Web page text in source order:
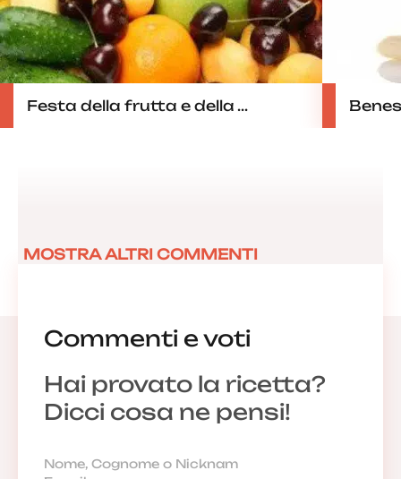
Festa della frutta e della ...
Commenti e voti
Hai provato la ricetta?
Dicci cosa ne pensi!
MOSTRA ALTRI COMMENTI